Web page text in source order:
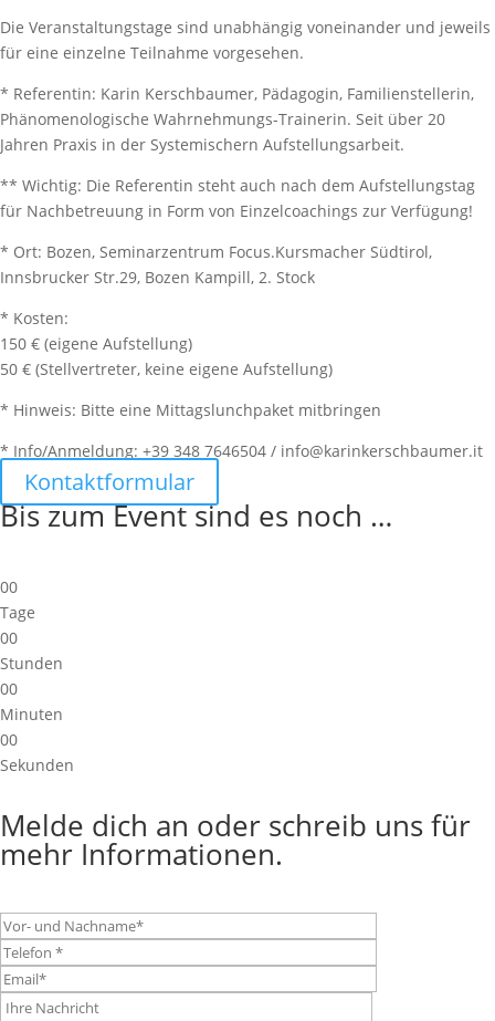
Die Veranstaltungstage sind unabhängig voneinander und jeweils
für eine einzelne Teilnahme vorgesehen.
* Referentin: Karin Kerschbaumer, Pädagogin, Familienstellerin,
Phänomenologische Wahrnehmungs-Trainerin. Seit über 20
Jahren Praxis in der Systemischern Aufstellungsarbeit.
** Wichtig: Die Referentin steht auch nach dem Aufstellungstag
für Nachbetreuung in Form von Einzelcoachings zur Verfügung!
* Ort: Bozen, Seminarzentrum Focus.Kursmacher Südtirol,
Innsbrucker Str.29, Bozen Kampill, 2. Stock
* Kosten:
150 € (eigene Aufstellung)
50 € (Stellvertreter, keine eigene Aufstellung)
* Hinweis: Bitte eine Mittagslunchpaket mitbringen
* Info/Anmeldung: +39 348 7646504 / info@karinkerschbaumer.it
Kontaktformular
Bis zum Event sind es noch …
00
Tage
00
Stunden
00
Minuten
00
Sekunden
Melde dich an oder schreib uns für
mehr Informationen.